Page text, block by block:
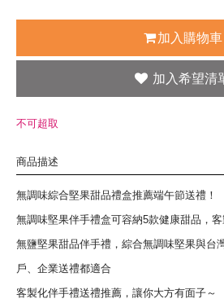
加入購物車
不可超取
商品描述
無調味綜合堅果甜品禮盒推薦端午節送禮！
無調味堅果伴手禮盒可容納5款健康甜品，客
無鹽堅果甜品伴手禮，綜合無調味堅果與台
戶、企業送禮都適合
客製化伴手禮送禮推薦，讓你大方有面子～